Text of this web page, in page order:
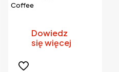
Coffee
Dowiedz
się więcej